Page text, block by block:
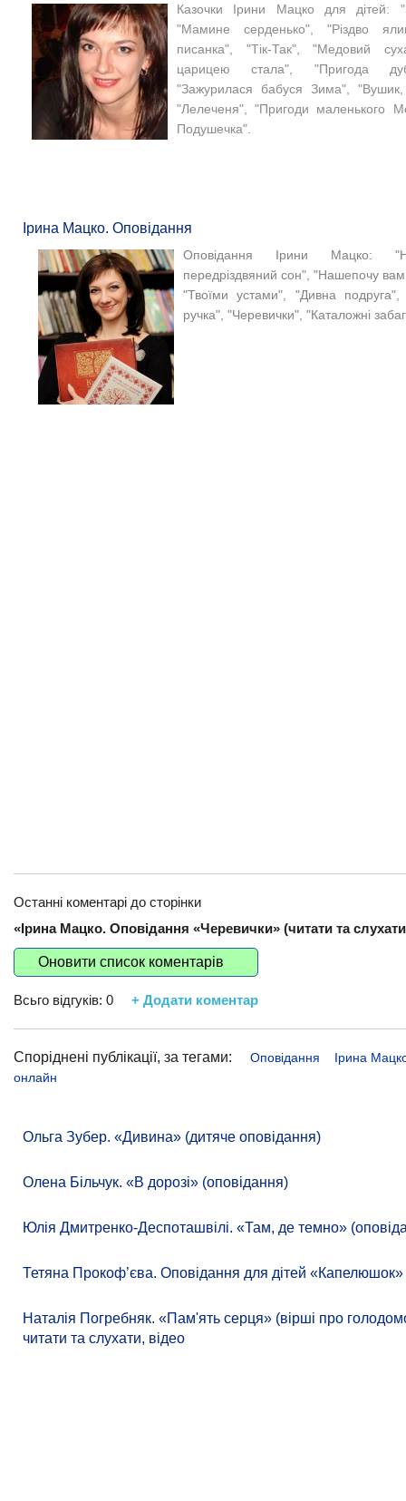
Казочки Ірини Мацко для дітей:
"Мамине серденько", "Різдво
писанка", "Тік-Так", "Медовий
царицею стала", "Пригода
"Зажурилася бабуся Зима",
"Лелеченя", "Пригоди маленького
Подушечка".
Ірина Мацко. Оповідання
Оповідання Ірини Мацко:
передріздвяний сон", "Нашепочу
"Твоїми устами", "Дивна
ручка", "Черевички", "Каталожні
Останні коментарі до сторінки
«Ірина Мацко. Оповідання «Черевички» (читати та
Оновити список коментарів
Всьго відгуків: 0 + Додати коментар
Споріднені публікації, за тегами: Оповідання
Ірина
онлайн
Ольга Зубер. «Дивина» (дитяче оповідання)
Олена Більчук. «В дорозі» (оповідання)
Юлія Дмитренко-Деспоташвілі. «Там, де темно»
Тетяна Прокоф’єва. Оповідання для дітей «Капелюшок»
Наталія Погребняк. «Пам'ять серця» (вірші про
читати та слухати, відео